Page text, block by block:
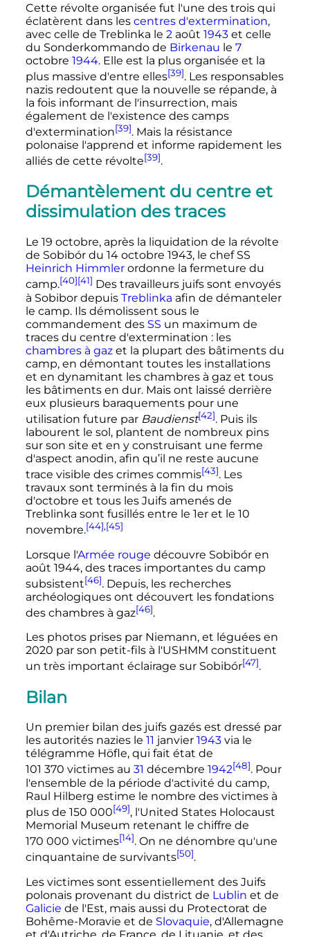
Cette révolte organisée fut l'une des trois qui
éclatèrent dans les centres d'extermination,
avec celle de Treblinka le 2 août 1943et celle
du Sonderkommando de Birkenau le 7
octobre 1944. Elle est la plus organisée et la
plus massive d'entre elles[39]. Les responsables
nazis redoutent que la nouvelle se répande, à
la fois informant de l'insurrection, mais
également de l'existence des camps
d'extermination[39]. Mais la résistance
polonaise l'apprend et informe rapidement les
alliés de cette révolte[39].
Démantèlement du centre et
dissimulation des traces
Le 19 octobre, après la liquidation de la révolte
de Sobibór du 14 octobre 1943, le chef SS
Heinrich Himmlerordonne la fermeture du
camp.[40][41] Des travailleurs juifs sont envoyés
à Sobibor depuis Treblinka afin de démanteler
le camp. Ils démolissent sous le
commandement des SS un maximum de
traces du centre d'extermination : les
chambres à gazet la plupart des bâtiments du
camp, en démontant toutes les installations
et en dynamitant les chambres à gaz et tous
les bâtiments en dur. Mais ont laissé derrière
eux plusieurs baraquements pour une
utilisation future par Baudienst[42]. Puis ils
labourent le sol, plantent de nombreux pins
sur son site et en y construisant une ferme
d'aspect anodin, afin qu’il ne reste aucune
trace visible des crimes commis[43]. Les
travaux sont terminés à la fin du mois
d'octobre et tous les Juifs amenés de
Treblinka sont fusillés entre le 1er et le 10
novembre.[44],[45]
Lorsque l'Armée rouge découvre Sobibór en
août 1944, des traces importantes du camp
subsistent[46]. Depuis, les recherches
archéologiques ont découvert les fondations
des chambres à gaz[46].
Les photos prises par Niemann, et léguées en
2020 par son petit-fils à l'USHMM constituent
un très important éclairage sur Sobibór[47].
Bilan
Un premier bilan des juifs gazés est dressé par
les autorités nazies le 11 janvier 1943via le
télégramme Höfle, qui fait état de
101 370 victimesau 31 décembre 1942[48]. Pour
l'ensemble de la période d'activité du camp,
Raul Hilberg estime le nombre des victimes à
plus de 150 000[49], l'United States Holocaust
Memorial Museum retenant le chiffre de
170 000 victimes[14]. On ne dénombre qu'une
cinquantaine de survivants[50].
Les victimes sont essentiellement des Juifs
polonais provenant du district de Lublin et de
Galicie de l'Est, mais aussi du Protectorat de
Bohême-Moravie et de Slovaquie, d'Allemagne